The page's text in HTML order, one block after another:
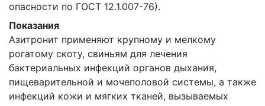
опасности по ГОСТ 12.1.007-76).
Показания
Азитронит применяют крупному и мелкому
рогатому скоту, свиньям для лечения
бактериальных инфекций органов дыхания,
пищеварительной и мочеполовой системы, а также
инфекций кожи и мягких тканей, вызываемых